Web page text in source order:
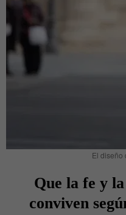
El diseño
Que la fe y
conviven